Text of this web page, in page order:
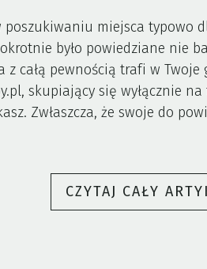
poszukiwaniu miejsca typowo
było powiedziane nie
z całą pewnością trafi w
skupiający się wyłącznie
Zwłaszcza, że swoje do
CZYTAJ CAŁY